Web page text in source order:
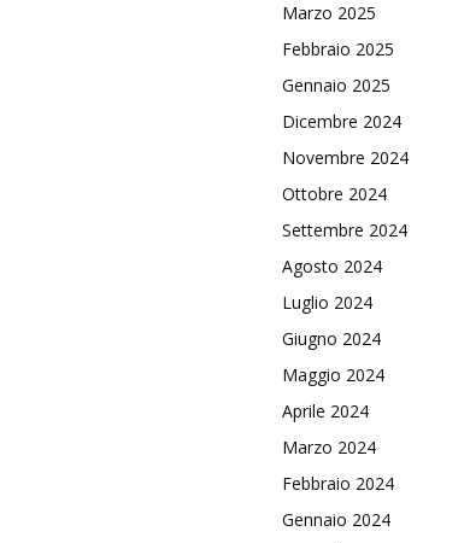
Marzo 2025
Febbraio 2025
Gennaio 2025
Dicembre 2024
Novembre 2024
Ottobre 2024
Settembre 2024
Agosto 2024
Luglio 2024
Giugno 2024
Maggio 2024
Aprile 2024
Marzo 2024
Febbraio 2024
Gennaio 2024